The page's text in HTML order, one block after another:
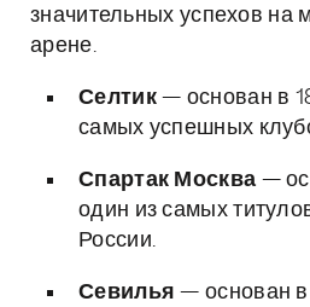
значительных успехов на
арене.
Селтик— основан в
самых успешных
Спартак Москва —
один из самых
России.
Севилья — основан в